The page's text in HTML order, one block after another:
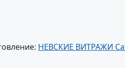
НЕВСКИЕ ВИТРАЖИ